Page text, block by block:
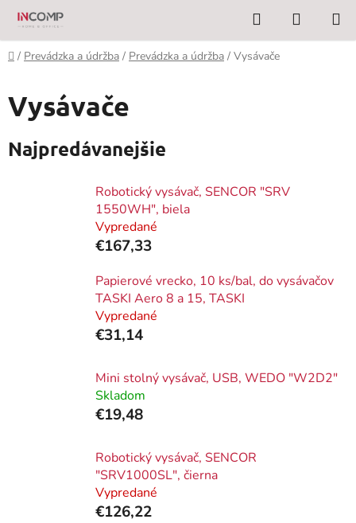
Prejsť
obsah
Hľadať
KOŠÍK
Domov
/ Prevádzka a údržba / Prevádzka a údržba / Vysávače
Vysávače
Najpredávanejšie
Robotický vysávač, SENCOR "SRV
1550WH", biela
Vypredané
€167,33
Papierové vrecko, 10 ks/bal, do vysávačov
TASKI Aero 8 a 15, TASKI
Vypredané
€31,14
Mini stolný vysávač, USB, WEDO "W2D2"
Skladom
€19,48
Robotický vysávač, SENCOR
"SRV1000SL", čierna
Vypredané
€126,22